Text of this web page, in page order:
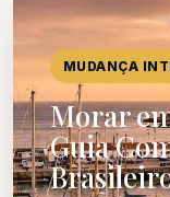
MUDANÇA
Morar
Guia